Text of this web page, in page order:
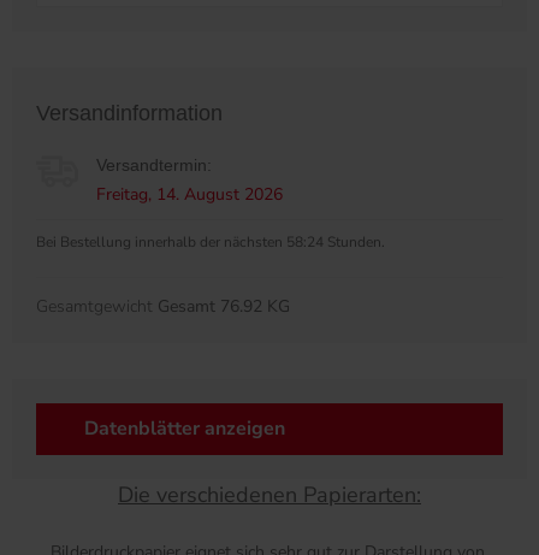
Versandinformation
Versandtermin:
Freitag, 14. August 2026
Bei Bestellung innerhalb der nächsten 58:24 Stunden.
Gesamtgewicht Gesamt 76.92 KG
Datenblätter anzeigen
Die verschiedenen Papierarten: